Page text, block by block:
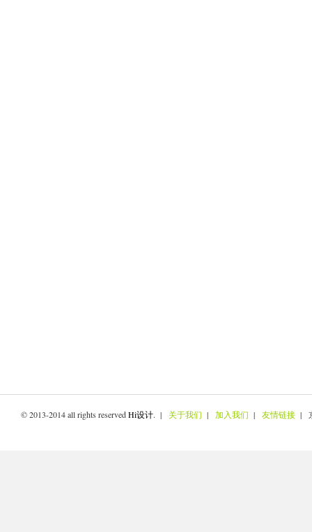
© 2013-2014 all rights reservedHi设计. | 关于我们 | 加入我们 | 友情链接 |